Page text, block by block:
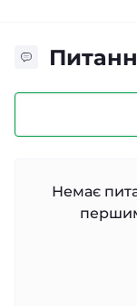
Немає